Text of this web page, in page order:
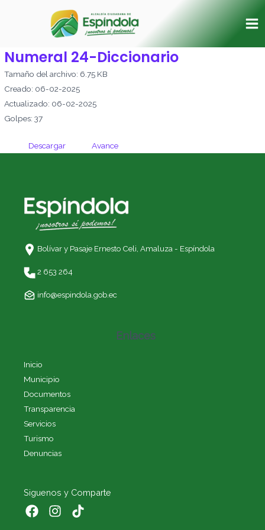
Numeral 24-Diccionario
Tamaño del archivo: 6.75 KB
Creado: 06-02-2025
Actualizado: 06-02-2025
Golpes: 37
Descargar Avance
Bolívar y Pasaje Ernesto Celi, Amaluza - Espíndola
2 653 264
info@espindola.gob.ec
Enlaces
Inicio
Municipio
Documentos
Transparencia
Servicios
Turismo
Denuncias
Siguenos y Comparte